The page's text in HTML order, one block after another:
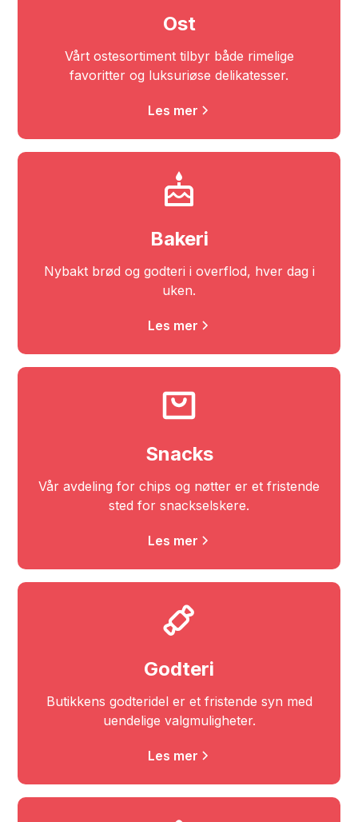
Ost
Vårt ostesortiment tilbyr både rimelige
favoritter og luksuriøse delikatesser.
Les mer
Bakeri
Nybakt brød og godteri i overflod, hver dag i
uken.
Les mer
Snacks
Vår avdeling for chips og nøtter er et fristende
sted for snackselskere.
Les mer
Godteri
Butikkens godteridel er et fristende syn med
uendelige valgmuligheter.
Les mer